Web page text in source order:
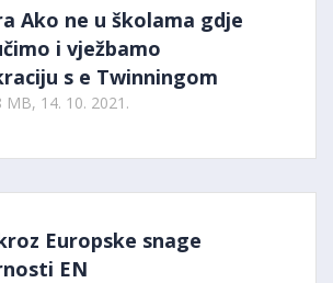
Ako ne u školama gdje
i vježbamo
s e Twinningom
MB, 14. 10. 2021.
Europske snage
EN